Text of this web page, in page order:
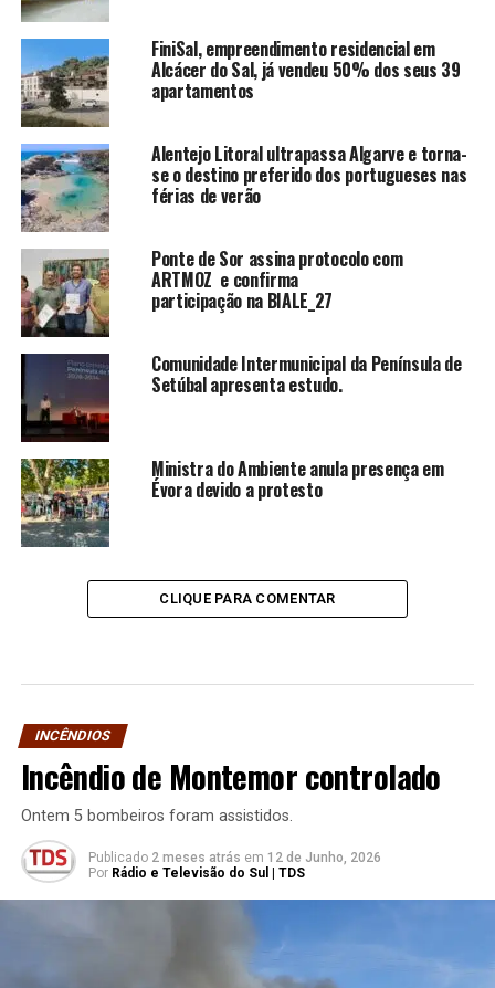
FiniSal, empreendimento residencial em
Alcácer do Sal, já vendeu 50% dos seus 39
apartamentos
Alentejo Litoral ultrapassa Algarve e torna-
se o destino preferido dos portugueses nas
férias de verão
Ponte de Sor assina protocolo com
ARTMOZ e confirma
participação na BIALE_27
Comunidade Intermunicipal da Península de
Setúbal apresenta estudo.
Ministra do Ambiente anula presença em
Évora devido a protesto
CLIQUE PARA COMENTAR
INCÊNDIOS
Incêndio de Montemor controlado
Ontem 5 bombeiros foram assistidos.
Publicado 2 meses atrás em 12 de Junho, 2026
Por Rádio e Televisão do Sul | TDS